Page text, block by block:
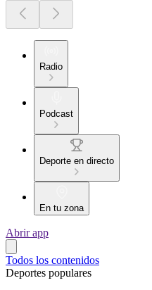
Radio
Podcast
Deporte en directo
En tu zona
Abrir app
Todos los contenidos
Deportes populares